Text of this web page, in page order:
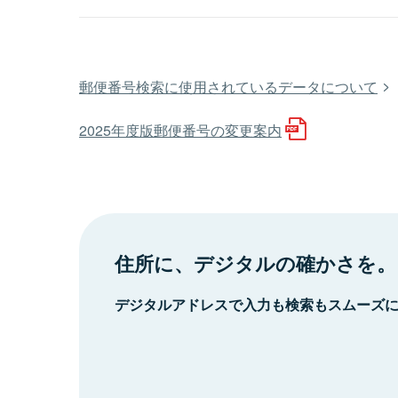
郵便番号検索に使用されているデータについて
2025年度版郵便番号の変更案内
住所に、デジタルの確かさを。
デジタルアドレスで入力も検索もスムーズ